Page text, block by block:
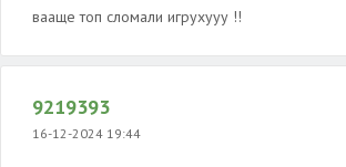
вааще топ сломали игрухууу !!
9219393
16-12-2024 19:44